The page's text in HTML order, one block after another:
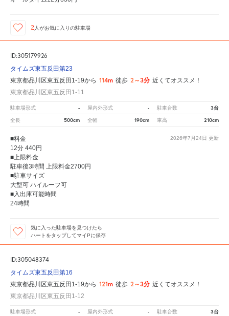
2 人がお気に入りの駐車場
ID:305179926
タイムズ東五反田第23
東京都品川区東五反田1-19から 114m 徒歩 2～3分 近くてオススメ！
東京都品川区東五反田1-11
駐車場形式 - 屋内外形式 - 駐車台数 3台
全長 500cm 全幅 190cm 車高 210cm
2026年7月24日 更新
■料金
12分 440円
■上限料金
駐車後3時間 上限料金2700円
■駐車サイズ
大型可 ハイルーフ可
■入出庫可能時間
24時間
気に入った駐車場を見つけたら
ハートをタップしてマイPに保存
ID:305048374
タイムズ東五反田第16
東京都品川区東五反田1-19から 121m 徒歩 2～3分 近くてオススメ！
東京都品川区東五反田1-12
駐車場形式 - 屋内外形式 - 駐車台数 3台